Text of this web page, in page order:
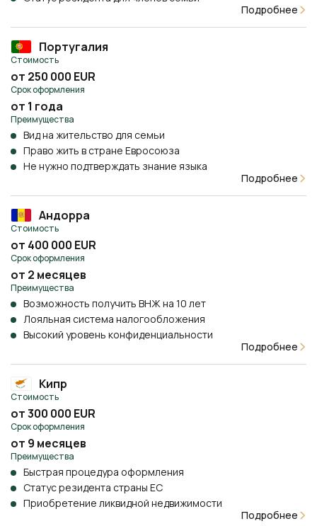
Подробнее
Португалия
Стоимость
от 250 000 EUR
Срок оформления
от 1 года
Преимущества
Вид на жительство для семьи
Право жить в стране Евросоюза
Не нужно подтверждать знание языка
Подробнее
Андорра
Стоимость
от 400 000 EUR
Срок оформления
от 2 месяцев
Преимущества
Возможность получить ВНЖ на 10 лет
Лояльная система налогообложения
Высокий уровень конфиденциальности
Подробнее
Кипр
Стоимость
от 300 000 EUR
Срок оформления
от 9 месяцев
Преимущества
Быстрая процедура оформления
Статус резидента страны ЕС
Приобретение ликвидной недвижимости
Подробнее